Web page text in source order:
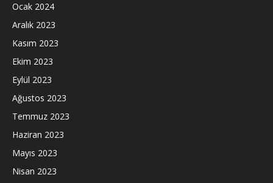
Ocak 2024
Aralık 2023
Kasım 2023
Ekim 2023
Eylül 2023
Ağustos 2023
Temmuz 2023
Haziran 2023
Mayıs 2023
Nisan 2023